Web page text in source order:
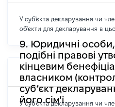
У суб'єкта декларування чи
об'єкти для декларування в
9. Юридичні особи,
подібні правові
кінцевим
власником
суб’єкт
його сім'ї
У суб'єкта декларування чи